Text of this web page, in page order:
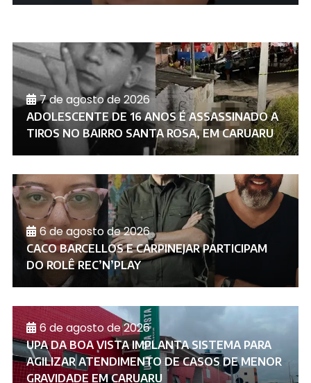
7 de agosto de 2026
ADOLESCENTE DE 16 ANOS É ASSASSINADO A
TIROS NO BAIRRO SANTA ROSA, EM CARUARU
6 de agosto de 2026
CACO BARCELLOS E CARPINEJAR PARTICIPAM
DO ROLÊ REC’N’PLAY
6 de agosto de 2026
UPA DA BOA VISTA IMPLANTA SISTEMA PARA
AGILIZAR ATENDIMENTO DE CASOS DE MENOR
GRAVIDADE EM CARUARU